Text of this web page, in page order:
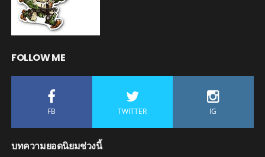
FOLLOW ME
FB TWITTER IG
บทความยอดนิยมช่วงนี้